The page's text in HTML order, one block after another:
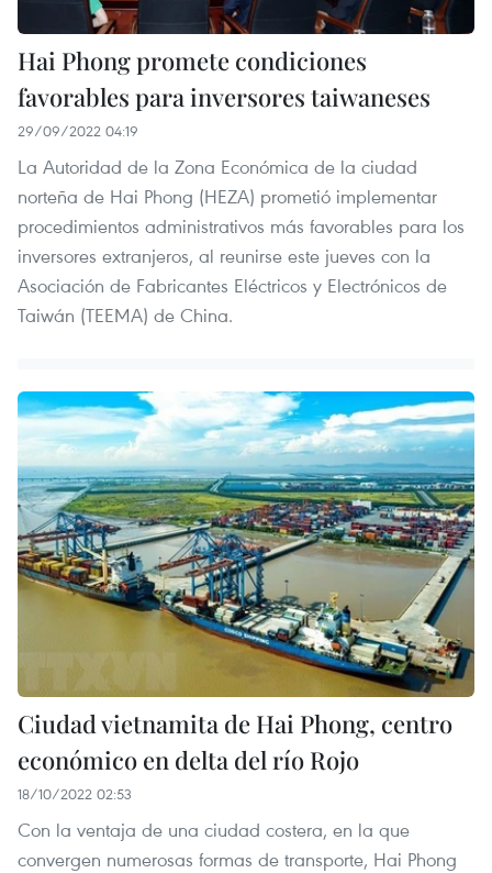
Hai Phong promete condiciones
favorables para inversores taiwaneses
29/09/2022 04:19
La Autoridad de la Zona Económica de la ciudad
norteña de Hai Phong (HEZA) prometió implementar
procedimientos administrativos más favorables para los
inversores extranjeros, al reunirse este jueves con la
Asociación de Fabricantes Eléctricos y Electrónicos de
Taiwán (TEEMA) de China.
Ciudad vietnamita de Hai Phong, centro
económico en delta del río Rojo
18/10/2022 02:53
Con la ventaja de una ciudad costera, en la que
convergen numerosas formas de transporte, Hai Phong